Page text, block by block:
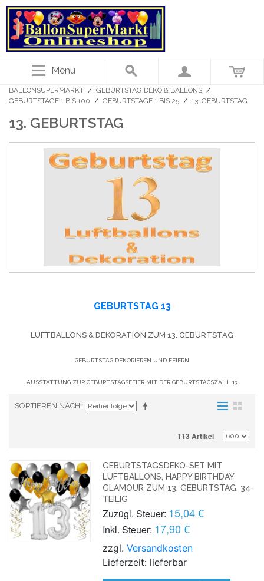
Menü
BALLONSUPERMARKT / GEBURTSTAG DEKO & BALLONS /
GEBURTSTAGE 1 BIS 100 / GEBURTSTAGE 1 BIS 25 / 13. GEBURTSTAG
13. GEBURTSTAG
GEBURTSTAG 13
LUFTBALLONS & DEKORATION ZUM 13. GEBURTSTAG
GEBURTSTAG DEKORIEREN UND FEIERN
AUSSTATTUNG ZUR GEBURTSTAGSFEIER MIT DER GEBURTSTAGSZAHL 13
SORTIEREN NACH
113 Artikel
GEBURTSTAGSDEKO-SET MIT
LUFTBALLONS, HAPPY BIRTHDAY
GLAMOUR ZUM 13. GEBURTSTAG, 34-
TEILIG
Zuzügl. Steuer: 15,04 €
Inkl. Steuer: 17,90 €
zzgl.Versandkosten
Lieferzeit: lieferbar